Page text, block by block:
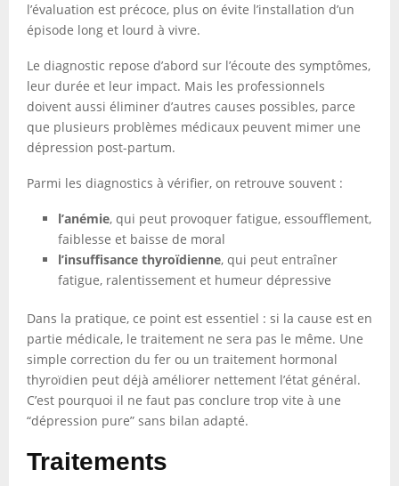
l’évaluation est précoce, plus on évite l’installation d’un
épisode long et lourd à vivre.
Le diagnostic repose d’abord sur l’écoute des symptômes,
leur durée et leur impact. Mais les professionnels
doivent aussi éliminer d’autres causes possibles, parce
que plusieurs problèmes médicaux peuvent mimer une
dépression post-partum.
Parmi les diagnostics à vérifier, on retrouve souvent :
l’anémie, qui peut provoquer fatigue, essoufflement,
faiblesse et baisse de moral
l’insuffisance thyroïdienne, qui peut entraîner
fatigue, ralentissement et humeur dépressive
Dans la pratique, ce point est essentiel : si la cause est en
partie médicale, le traitement ne sera pas le même. Une
simple correction du fer ou un traitement hormonal
thyroïdien peut déjà améliorer nettement l’état général.
C’est pourquoi il ne faut pas conclure trop vite à une
“dépression pure” sans bilan adapté.
Traitements